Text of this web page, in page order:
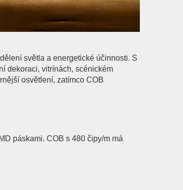
světla a energetické účinnosti. S
dekoraci, vitrínách, scénickém
osvětlení, zatímco COB
páskami. COB s 480 čipy/m má